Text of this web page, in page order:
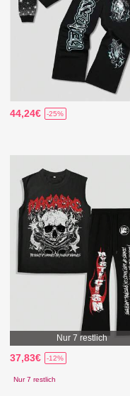
44,24€ -25%
Nur 7 restlich
37,83€ -12%
Nur 7 restlich